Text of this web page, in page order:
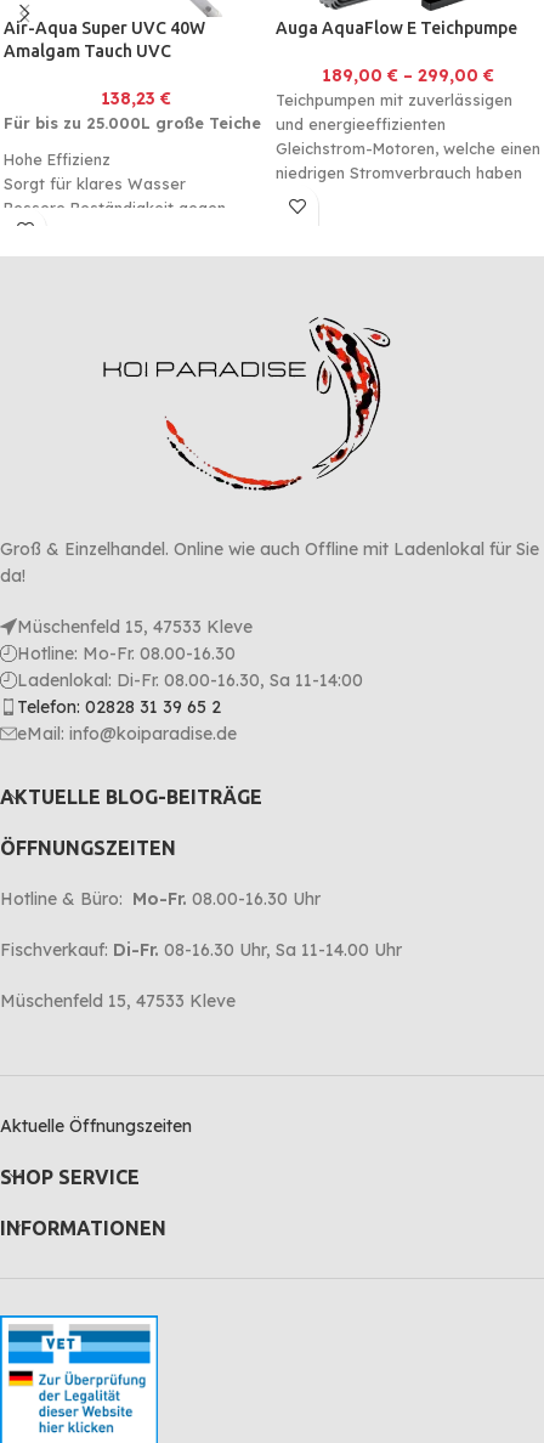
Air-Aqua Super UVC 40W
Amalgam Tauch UVC
138,23 €
Für bis zu 25.000L große Teiche
Hohe Effizienz
Sorgt für klares Wasser
Bessere Beständigkeit gegen
häufiges Ein- und Ausschalten
Auga AquaFlow E Teichpumpe
189,00 € – 299,00 €
Teichpumpen mit zuverlässigen
und energieeffizienten
Gleichstrom-Motoren, welche einen
niedrigen Stromverbrauch haben
und dennoch eine hervorragende
Leistung liefern
Groß & Einzelhandel. Online wie auch Offline mit Ladenlokal für Sie
da!
Müschenfeld 15, 47533 Kleve
Hotline: Mo-Fr. 08.00-16.30
Ladenlokal: Di-Fr. 08.00-16.30, Sa 11-14:00
Telefon: 02828 31 39 65 2
eMail: info@koiparadise.de
AKTUELLE BLOG-BEITRÄGE
ÖFFNUNGSZEITEN
Hotline & Büro: Mo-Fr. 08.00-16.30 Uhr
Fischverkauf: Di-Fr. 08-16.30 Uhr, Sa 11-14.00 Uhr
Müschenfeld 15, 47533 Kleve
Aktuelle Öffnungszeiten
SHOP SERVICE
INFORMATIONEN